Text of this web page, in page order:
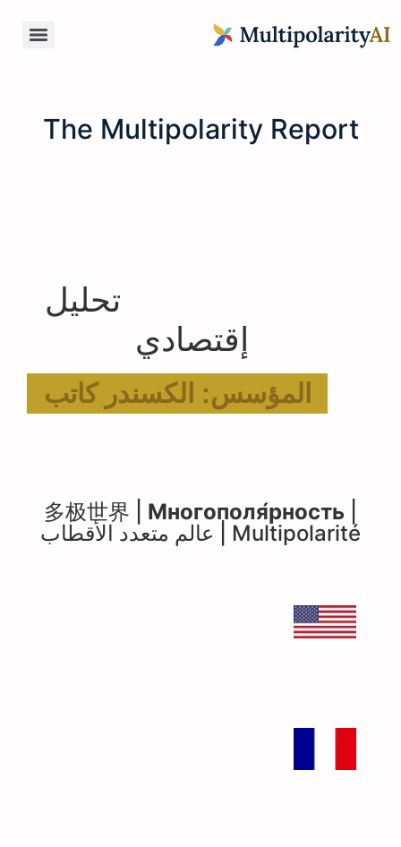
The Multipolarity Report
تحليل
إقتصادي
المؤسس: الكسندر كاتب
多极世界 |Многополя́рность
Multipolarité | عالم متعدد الأقطاب